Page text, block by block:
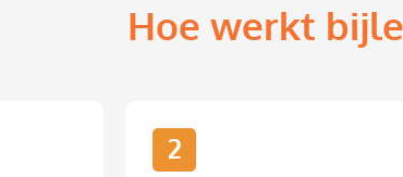
Hoe werkt
2